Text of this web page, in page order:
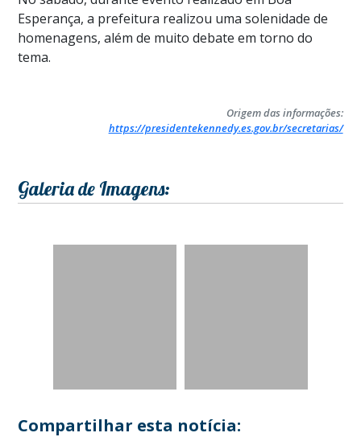
Esperança, a prefeitura realizou uma solenidade de
homenagens, além de muito debate em torno do
tema.
Origem das informações:
https://presidentekennedy.es.gov.br/secretarias/
Galeria de Imagens:
Compartilhar esta notícia: